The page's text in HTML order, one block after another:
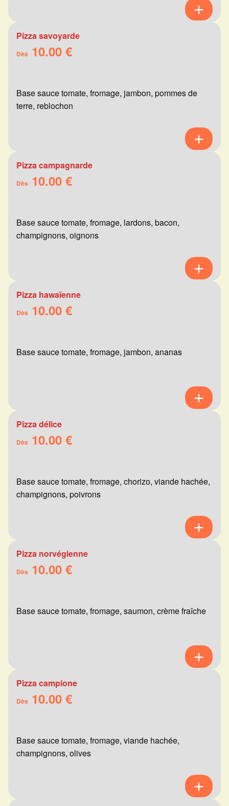
Pizza savoyarde
Dès 10.00 €
Base sauce tomate, fromage, jambon, pommes de
terre, reblochon
Pizza campagnarde
Dès 10.00 €
Base sauce tomate, fromage, lardons, bacon,
champignons, oignons
Pizza hawaïenne
Dès 10.00 €
Base sauce tomate, fromage, jambon, ananas
Pizza délice
Dès 10.00 €
Base sauce tomate, fromage, chorizo, viande hachée,
champignons, poivrons
Pizza norvégienne
Dès 10.00 €
Base sauce tomate, fromage, saumon, crème fraîche
Pizza campione
Dès 10.00 €
Base sauce tomate, fromage, viande hachée,
champignons, olives